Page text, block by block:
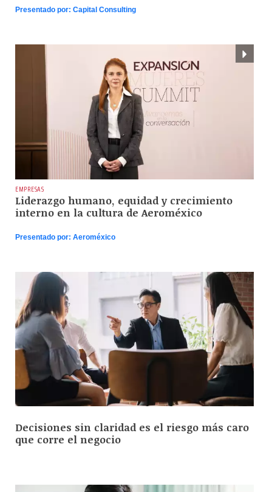
Presentado por: Capital Consulting
EMPRESAS
Liderazgo humano, equidad y crecimiento
interno en la cultura de Aeroméxico
Presentado por: Aeroméxico
Decisiones sin claridad es el riesgo más caro
que corre el negocio